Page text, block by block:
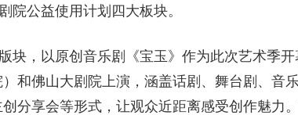
院公益使用计划四大板块。
块，以原创音乐剧《宝玉》作为此次艺术季
和佛山大剧院上演，涵盖话剧、舞台剧、音
分享会等形式，让观众近距离感受创作魅力